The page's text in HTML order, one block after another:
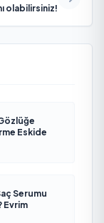
olabilirsiniz!
Eskide
Serumu
Evrim